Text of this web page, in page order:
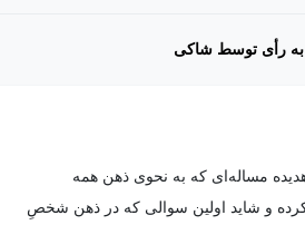
به رأی توسط شاکی
مساله‌ای که به نحوی ذهن همه
و شاید اولین سوالی که در ذهن شخصِ